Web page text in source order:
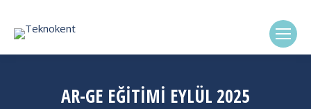
AR-GE EĞITIMI EYLÜL 2025